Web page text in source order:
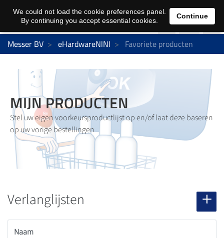
0
Messer BV eHardwareNlNl Favoriete producten
MIJN PRODUCTEN
Stel uw eigen voorkeursproductlijst op en/of laat deze baseren
op uw vorige bestellingen
Verlanglijsten
Naam
We could not load the cookie preferences panel.
By continuing you accept essential cookies.
Continue